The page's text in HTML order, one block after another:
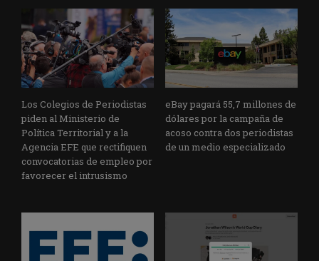
Los Colegios de Periodistas
piden al Ministerio de
Política Territorial y a la
Agencia EFE que rectifiquen
convocatorias de empleo por
favorecer el intrusismo
eBay pagará 55,7 millones de
dólares por la campaña de
acoso contra dos periodistas
de un medio especializado